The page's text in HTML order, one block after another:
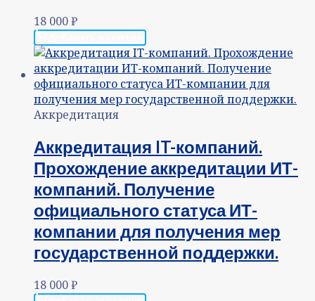
18 000₽
Аккредитация
Аккредитация IT-компаний.
Прохождение аккредитации ИТ-
компаний. Получение
официального статуса ИТ-
компании для получения мер
государственной поддержки.
18 000₽